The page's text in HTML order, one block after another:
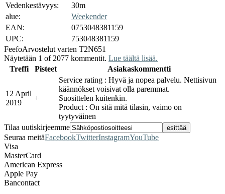
Vedenkestävyys:
30m
alue:
Weekender
EAN:
0753048381159
UPC:
753048381159
FeefoArvostelut varten T2N651
Näytetään 1 of 2077 kommentit. Lue täältä lisää.
Treffi
Pisteet Asiakaskommentti
12 April
2019
+
Service rating : Hyvä ja nopea palvelu. Nettisivun
käännökset voisivat olla paremmat.
Suosittelen kuitenkin.
Product : On sitä mitä tilasin, vaimo on
tyytyväinen
Tilaa uutiskirjeemme
Seuraa meitäFacebookTwitterInstagramYouTube
Visa
MasterCard
American Express
Apple Pay
Bancontact